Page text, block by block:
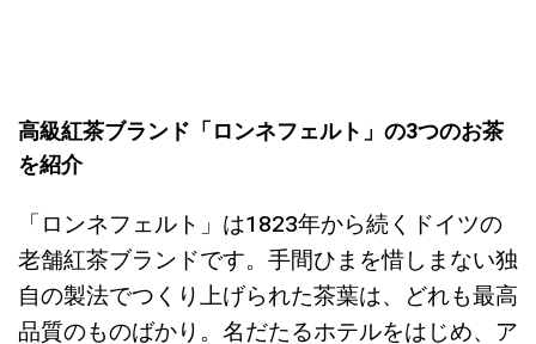
高級紅茶ブランド「ロンネフェルト」の3つのお茶
を紹介
「ロンネフェルト」は1823年から続くドイツの
老舗紅茶ブランドです。手間ひまを惜しまない独
自の製法でつくり上げられた茶葉は、どれも最高
品質のものばかり。名だたるホテルをはじめ、ア